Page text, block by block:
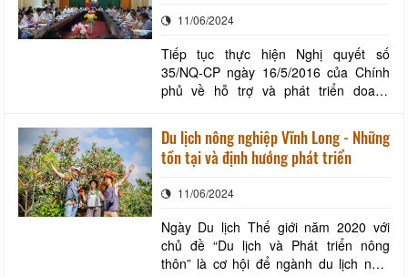
tàng tỉnh, ông Ngô Vĩn
11/06/2024
Tiếp tục thực hiện Nghị quyết số
35/NQ-CP ngày 16/5/2016 của Chính
phủ về hỗ trợ và phát triển doanh
11/12/2020, UBND tỉnh đã ban hành
Kế hoạch số 62/KH-UBND về việc tổ
chức đối thoại, giải quyết khó khăn,
bàn tỉnh quý IV năm 2020, đâ
Du lịch nông nghiệp Vĩnh Long - Những
tồn tại và định hướng phát triển
11/06/2024
Ngày Du lịch Thế giới năm 2020 với
chủ đề “Du lịch và Phát triển nông
thôn” là cơ hội để ngành du lịch nhìn